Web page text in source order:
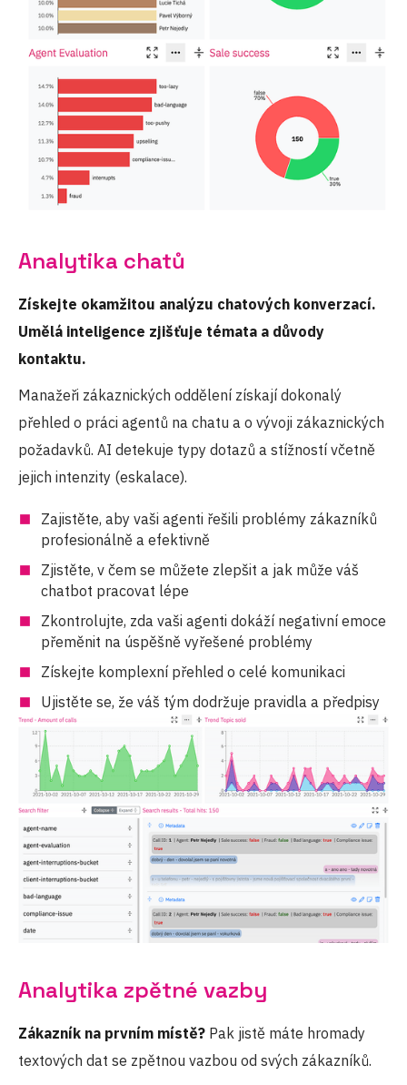
Analytika chatů
Získejte okamžitou analýzu chatových konverzací.
Umělá inteligence zjišťuje témata a důvody
kontaktu.
Manažeři zákaznických oddělení získají dokonalý
přehled o práci agentů na chatu a o vývoji zákaznických
požadavků. AI detekuje typy dotazů a stížností včetně
jejich intenzity (eskalace).
Zajistěte, aby vaši agenti řešili problémy zákazníků
profesionálně a efektivně
Zjistěte, v čem se můžete zlepšit a jak může váš
chatbot pracovat lépe
Zkontrolujte, zda vaši agenti dokáží negativní emoce
přeměnit na úspěšně vyřešené problémy
Získejte komplexní přehled o celé komunikaci
Ujistěte se, že váš tým dodržuje pravidla a předpisy
Analytika zpětné vazby
Zákazník na prvním místě? Pak jistě máte hromady
textových dat se zpětnou vazbou od svých zákazníků.